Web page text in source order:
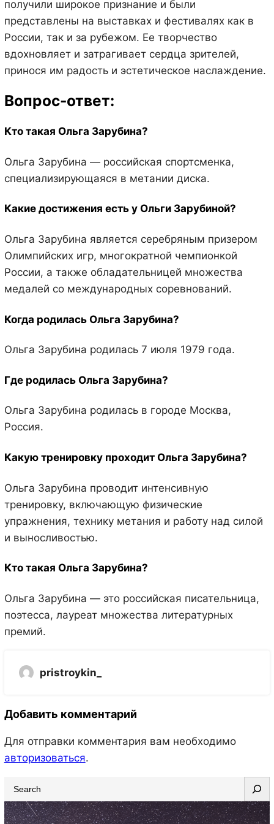
получили широкое признание и были
представлены на выставках и фестивалях как в
России, так и за рубежом. Ее творчество
вдохновляет и затрагивает сердца зрителей,
принося им радость и эстетическое наслаждение.
Вопрос-ответ:
Кто такая Ольга Зарубина?
Ольга Зарубина — российская спортсменка,
специализирующаяся в метании диска.
Какие достижения есть у Ольги Зарубиной?
Ольга Зарубина является серебряным призером
Олимпийских игр, многократной чемпионкой
России, а также обладательницей множества
медалей со международных соревнований.
Когда родилась Ольга Зарубина?
Ольга Зарубина родилась 7 июля 1979 года.
Где родилась Ольга Зарубина?
Ольга Зарубина родилась в городе Москва,
Россия.
Какую тренировку проходит Ольга Зарубина?
Ольга Зарубина проводит интенсивную
тренировку, включающую физические
упражнения, технику метания и работу над силой
и выносливостью.
Кто такая Ольга Зарубина?
Ольга Зарубина — это российская писательница,
поэтесса, лауреат множества литературных
премий.
pristroykin_
Добавить комментарий
Для отправки комментария вам необходимо
авторизоваться.
e
a